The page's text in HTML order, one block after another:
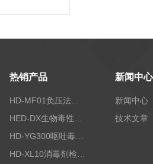
热销产品
HD-MF01负压法密封性测试仪
新闻中心
新闻中心
技术文章